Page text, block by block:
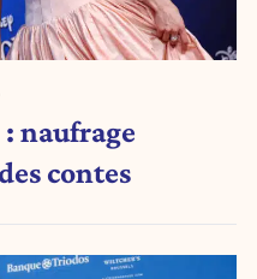
naufrage
contes